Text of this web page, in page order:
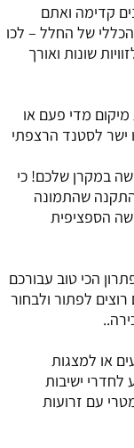
קדימה ואתם
של החלל – לכו
שונות ואורך
מדי פעם או
ישר לסטנד הרצפתי
במקרן שלכם! כי
שהתמונה
הספציפית
הכי טוב עבורכם
לפתור ולבחור
או למצגות
ישיבות
עם זרועות